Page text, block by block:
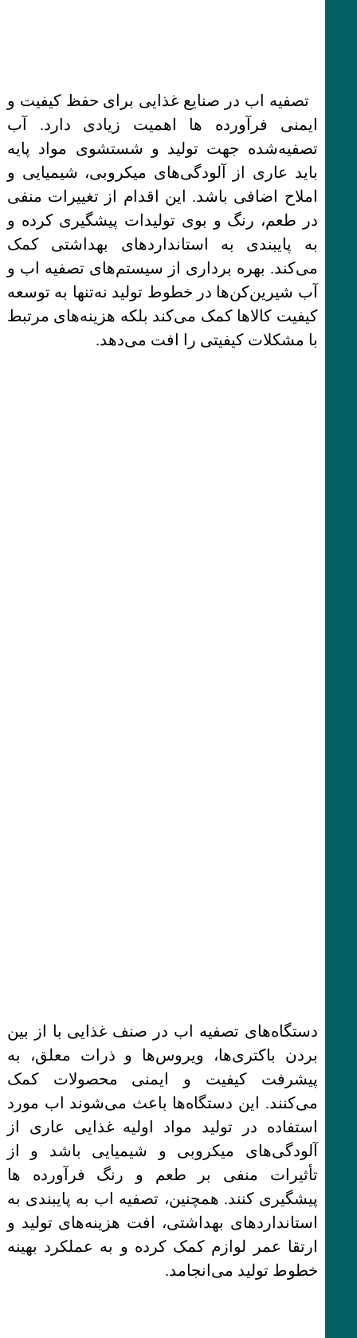
تصفیه اب در صنایع غذایی برای حفظ کیفیت و
ایمنی فرآورده ها اهمیت زیادی دارد. آب
تصفیه‌شده جهت تولید و شستشوی مواد پایه
باید عاری از آلودگی‌های میکروبی، شیمیایی و
املاح اضافی باشد. این اقدام از تغییرات منفی
در طعم، رنگ و بوی تولیدات پیشگیری کرده و
به پایبندی به استانداردهای بهداشتی کمک
می‌کند. بهره برداری از سیستم‌های تصفیه اب و
آب شیرین‌کن‌ها در خطوط تولید نه‌تنها به توسعه
کیفیت کالاها کمک می‌کند بلکه هزینه‌های مرتبط
با مشکلات کیفیتی را افت می‌دهد.
دستگاه‌های تصفیه اب در صنف غذایی با از بین
بردن باکتری‌ها، ویروس‌ها و ذرات معلق، به
پیشرفت کیفیت و ایمنی محصولات کمک
می‌کنند. این دستگاه‌ها باعث می‌شوند اب مورد
استفاده در تولید مواد اولیه غذایی عاری از
آلودگی‌های میکروبی و شیمیایی باشد و از
تأثیرات منفی بر طعم و رنگ فرآورده ها
پیشگیری کنند. همچنین، تصفیه اب به پایبندی به
استانداردهای بهداشتی، افت هزینه‌های تولید و
ارتقا عمر لوازم کمک کرده و به عملکرد بهینه
خطوط تولید می‌انجامد.